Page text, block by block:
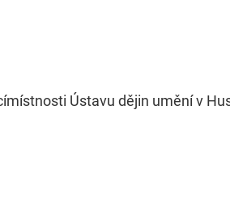
Ústavu dějin umění v